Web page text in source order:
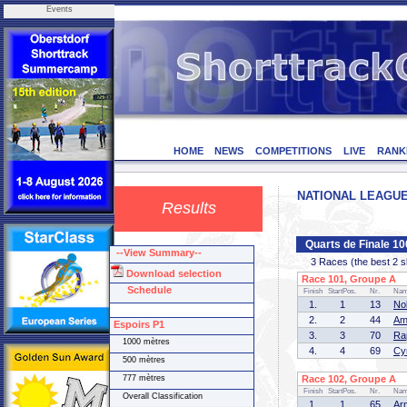
Events
HOME NEWS COMPETITIONS LIVE
Results
NATIONAL
Quarts de Finale
3 Races (the best 2
Race 101, Groupe A
Finish StartPos. Nr.
1. 1 13
2.
2 44
3.
3 70
4.
4 69
Race 102, Groupe A
Finish StartPos. Nr.
1. 1 65
--View Summary--
Download selection
Schedule
Espoirs P1
1000 mètres
500 mètres
777 mètres
Overall Classification